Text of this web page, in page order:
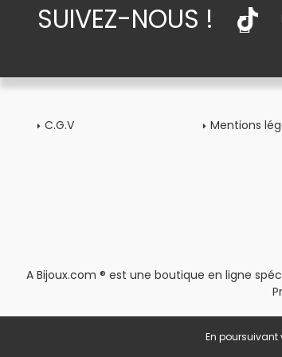
SUIVEZ-NOUS !
C.G.V Mentions
A Bijoux.com ® est une boutique en ligne
En